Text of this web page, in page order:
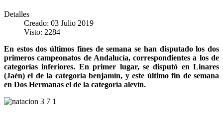
Detalles
Creado: 03 Julio 2019
Visto: 2284
En estos dos últimos fines de semana se han disputado los dos
primeros campeonatos de Andalucía, correspondientes a los de
categorías inferiores. En primer lugar, se disputó en Linares
(Jaén) el de la categoría benjamín, y este último fin de semana
en Dos Hermanas el de la categoría alevín.